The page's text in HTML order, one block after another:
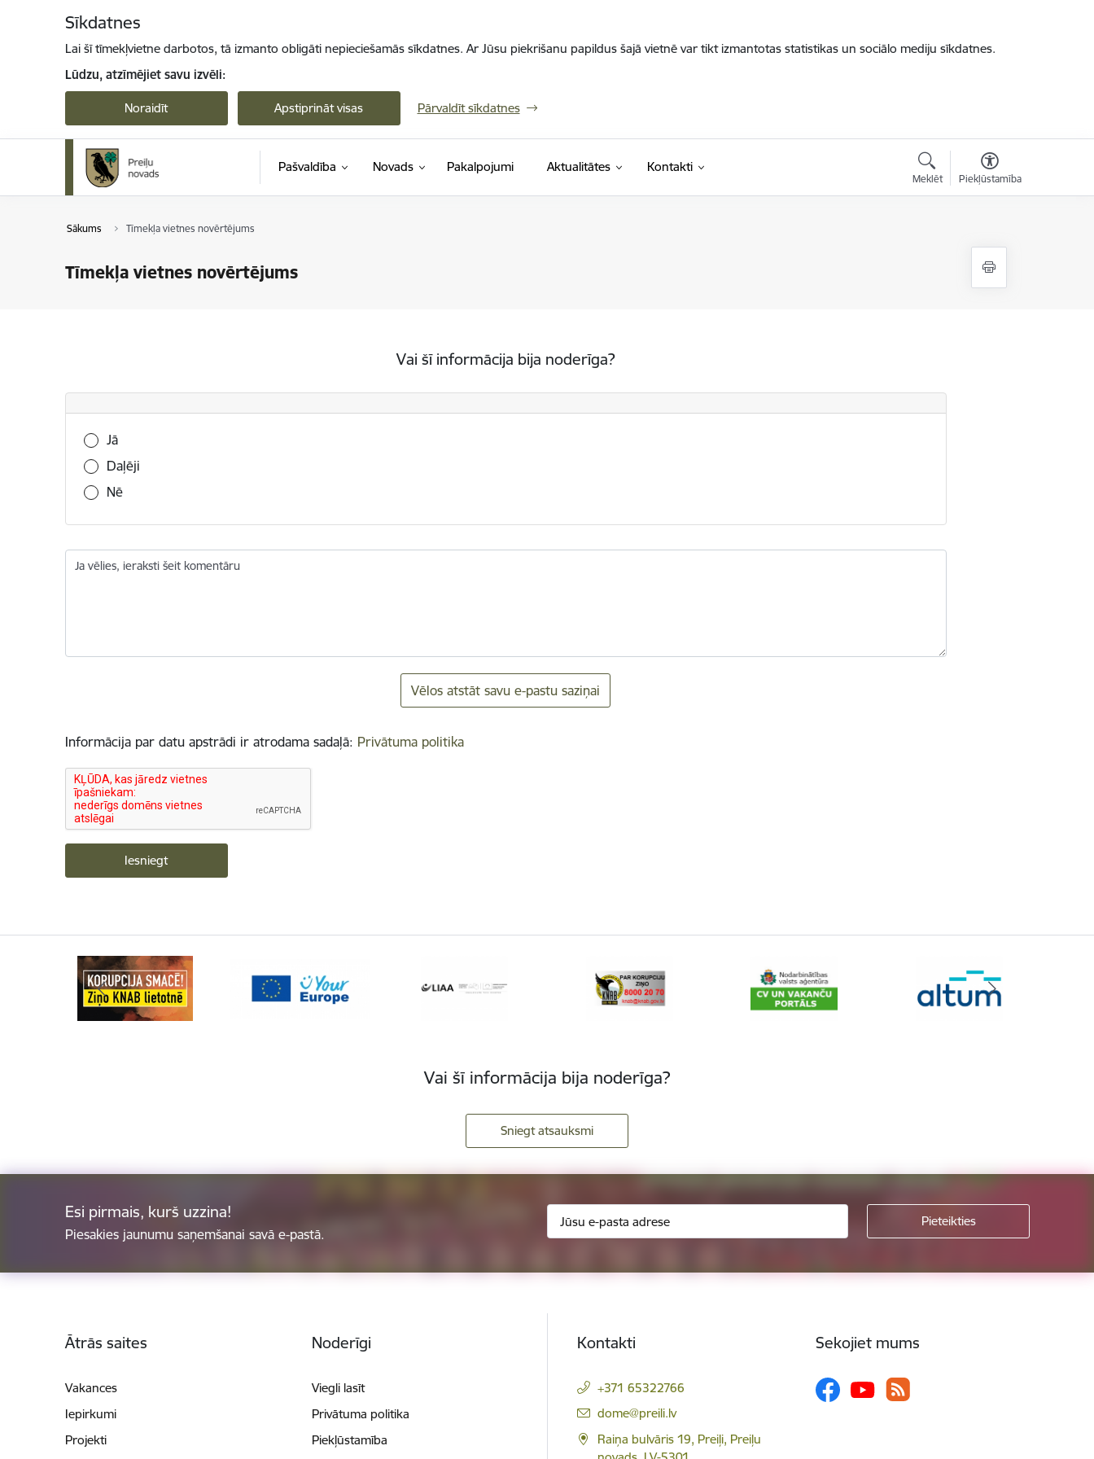
Sīkdatnes
Lai šī tīmekļvietne darbotos, tā izmanto obligāti nepieciešamās sīkdatnes. Ar Jūsu piekrišanu papildus šajā vietnē var tikt izmantotas statistikas un sociālo mediju sīkdatnes.
Lūdzu, atzīmējiet savu izvēli:
Noraidīt Apstiprināt visas Pārvaldīt sīkdatnes
Pašvaldība Novads Pakalpojumi Aktualitātes Kontakti
Meklēt Piekļūstamība
Sākums Tīmekļa vietnes novērtējums
Tīmekļa vietnes novērtējums
Vai šī informācija bija noderīga?
Vai šī informācija bija noderīga?
Jā
Daļēji
Nē
Ja vēlies, ieraksti šeit komentāru
Vēlos atstāt savu e-pastu saziņai
Informācija par datu apstrādi ir atrodama sadaļā: Privātuma politika
Vai šī informācija bija noderīga?
Sniegt atsauksmi
Esi pirmais, kurš uzzina!
Piesakies jaunumu saņemšanai savā e-pastā.
Ātrās saites
Vakances
Iepirkumi
Projekti
Noderīgi
Viegli lasīt
Privātuma politika
Piekļūstamība
Kontakti
+371 65322766
E-pasts:
dome@preili.lv
Raiņa bulvāris 19, Preiļi, Preiļu
Sekojiet mums